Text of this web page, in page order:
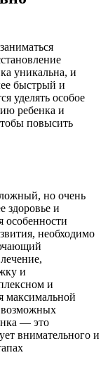
уникальна, и
быстрый и
уделять особое
ребенка и
повысить
но очень
здоровье и
особенности
необходимо
и
и
максимальной
возможных
— это
внимательного и